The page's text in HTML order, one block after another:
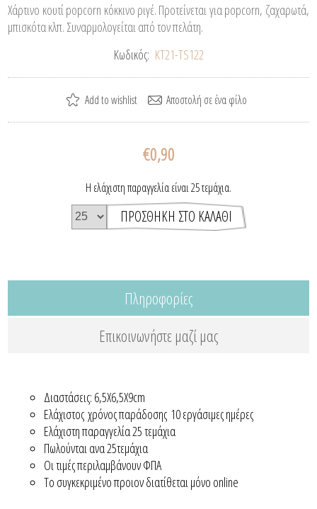
Χάρτινο κουτί popcorn κόκκινο ριγέ. Προτείνεται για popcorn, ζαχαρωτά,
μπισκότα κλπ. Συναρμολογείται από τον πελάτη.
Κωδικός: ΚΤ21-TS122
€0,90
Η ελάχιστη παραγγελία είναι 25 τεμάχια.
Πληροφορίες
Επικοινωνήστε μαζί μας
Διαστάσεις: 6,5Χ6,5Χ9cm
Ελάχιστος χρόνος παράδοσης 10 εργάσιμες ημέρες
Ελάχιστη παραγγελία 25 τεμάχια
Πωλούνται ανα 25τεμάχια
Οι τιμές περιλαμβάνουν ΦΠΑ
Το συγκεκριμένο προιον διατίθεται μόνο online